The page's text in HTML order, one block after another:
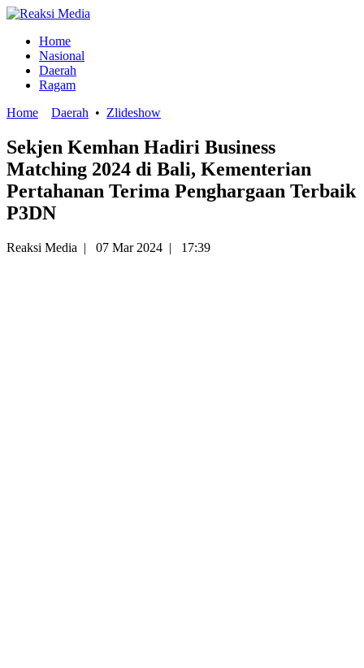
Home
Nasional
Daerah
Ragam
Home
Daerah • Zlideshow
Sekjen Kemhan Hadiri Business
Matching 2024 di Bali, Kementerian
Pertahanan Terima Penghargaan Terbaik
P3DN
Reaksi Media | 07 Mar 2024 | 17:39